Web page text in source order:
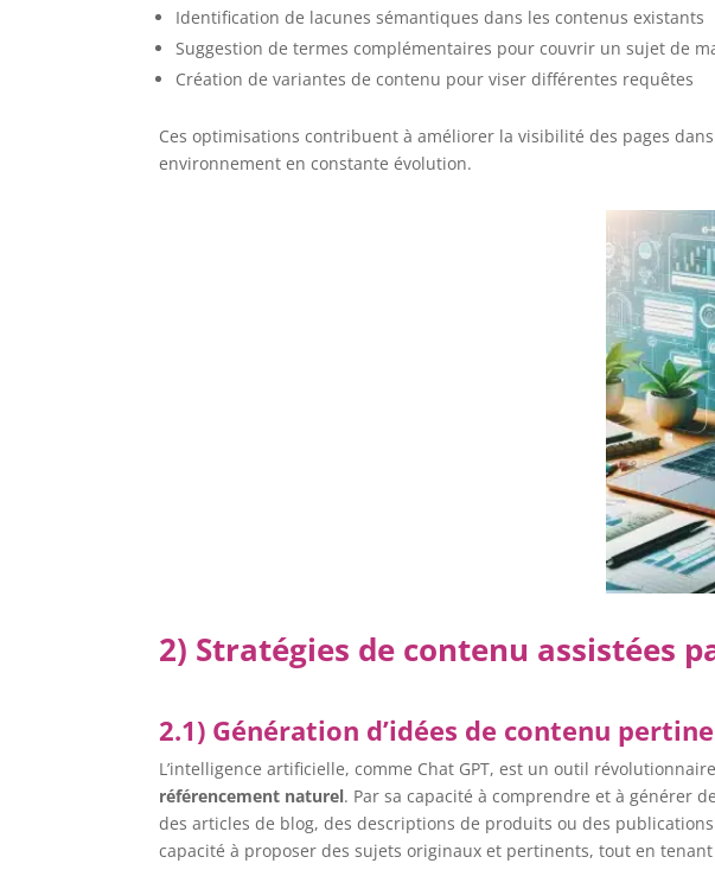
Identification de lacunes sémantiques dans les contenus existants
Suggestion de termes complémentaires pour couvrir un sujet de
Création de variantes de contenu pour viser différentes requêtes
Ces optimisations contribuent à améliorer la visibilité des pages
environnement en constante évolution.
2) Stratégies de contenu assistées
2.1) Génération d’idées de contenu
L’intelligence artificielle, comme Chat GPT, est un outil
référencement naturel. Par sa capacité à comprendre et à générer
des articles de blog, des descriptions de produits ou des
capacité à proposer des sujets originaux et pertinents, tout en